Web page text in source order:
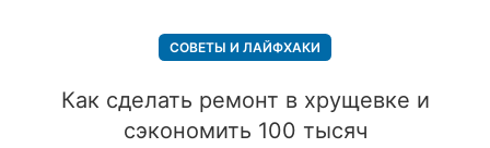
СОВЕТЫ И ЛАЙФХАКИ
Как сделать ремонт в хрущевке и
сэкономить 100 тысяч